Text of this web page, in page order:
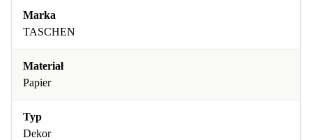
Marka
TASCHEN
Materiał
Papier
Typ
Dekor